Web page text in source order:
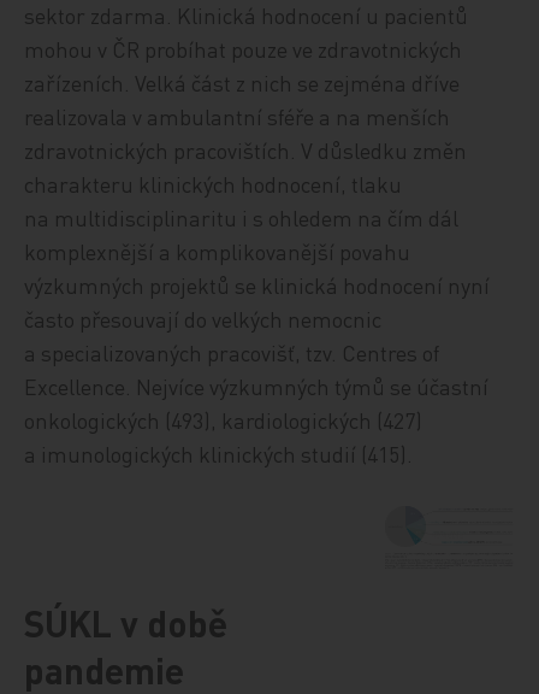
sektor zdarma. Klinická hodnocení u pacientů
mohou v ČR probíhat pouze ve zdravotnických
zařízeních. Velká část z nich se zejména dříve
realizovala v ambulantní sféře a na menších
zdravotnických pracovištích. V důsledku změn
charakteru klinických hodnocení, tlaku
na multidisciplinaritu i s ohledem na čím dál
komplexnější a komplikovanější povahu
výzkumných projektů se klinická hodnocení nyní
často přesouvají do velkých nemocnic
a specializovaných pracovišť, tzv. Centres of
Excellence. Nejvíce výzkumných týmů se účastní
onkologických (493), kardiologických (427)
a imunologických klinických studií (415).
SÚKL v době
pandemie